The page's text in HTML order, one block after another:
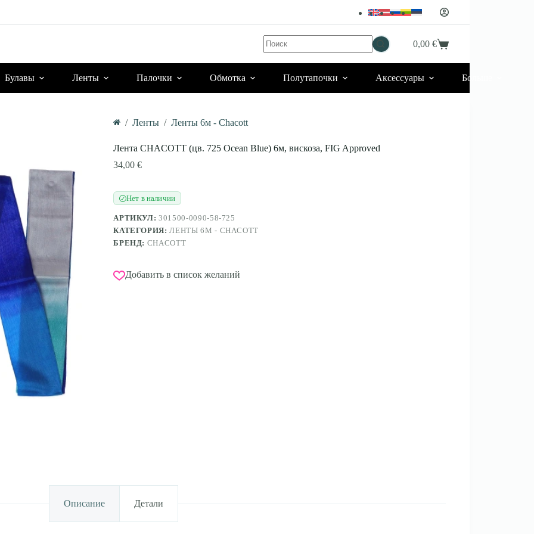
Ничего
не
найдено
Корзина
0,00€
Булавы Ленты Палочки Обмотка Полутапочки Аксессуары Больше
/ Ленты / Ленты 6м - Chacott
Лента CHACOTT (цв. 725 Ocean Blue) 6м, вискоза, FIG Approved
34,00€
✓Нет в наличии
АРТИКУЛ:301500-0090-58-725
КАТЕГОРИЯ:ЛЕНТЫ 6М - CHACOTT
БРЕНД: CHACOTT
Добавить в список желаний
Описание Детали